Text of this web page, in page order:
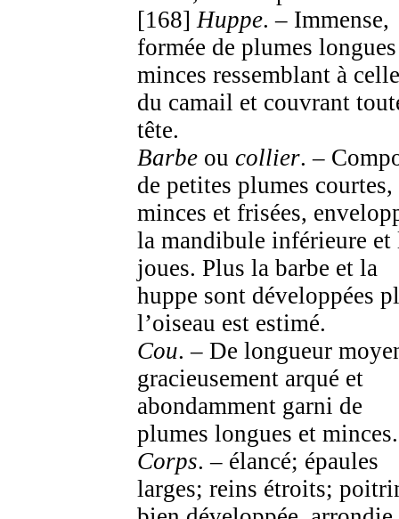
[168]Huppe. – Immense,
formée de plumes
minces ressemblant à
du camail et couvrant
tête.
Barbe ou collier. –
de petites plumes courtes,
minces et frisées,
la mandibule inférieure et
joues. Plus la barbe et la
huppe sont développées
l’oiseau est estimé.
Cou. – De longueur
gracieusement arqué et
abondamment garni de
plumes longues et minces.
Corps. – élancé; épaules
larges; reins étroits;